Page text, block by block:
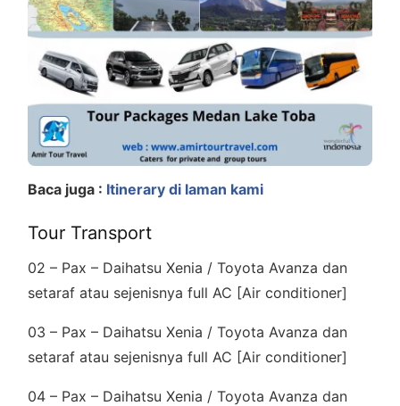
Baca juga : Itinerary di laman kami
Tour Transport
02 – Pax – Daihatsu Xenia / Toyota Avanza dan
setaraf atau sejenisnya full AC [Air conditioner]
03 – Pax – Daihatsu Xenia / Toyota Avanza dan
setaraf atau sejenisnya full AC [Air conditioner]
04 – Pax – Daihatsu Xenia / Toyota Avanza dan